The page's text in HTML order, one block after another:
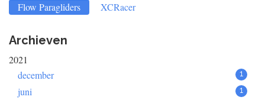
Flow Paragliders XCRacer
Archieven
2021
december
1
juni 1